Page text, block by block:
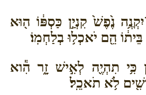
נֶ֙פֶשׁ֙ קִנְיַ֣ן כַּסְפּ֔וֹ ה֖וּא
בֵּית֔וֹ הֵ֖ם יֹאכְל֥וּ בְלַחְמֽוֹ׃
כִּ֥י תִהְיֶ֖ה לְאִ֣ישׁ זָ֑ר הִ֕וא
לֹ֥א תֹאכֵֽל׃